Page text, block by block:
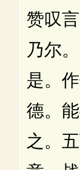
赞叹
乃尔
是。
德。
之。